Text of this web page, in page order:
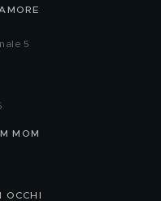
5
MOM
OCCHI